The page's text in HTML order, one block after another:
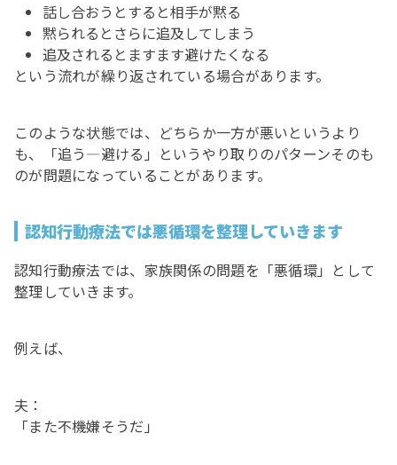
話し合おうとすると相手が黙る
黙られるとさらに追及してしまう
追及されるとますます避けたくなる
という流れが繰り返されている場合があります。
このような状態では、どちらか一方が悪いというより
も、「追う―避ける」というやり取りのパターンそのも
のが問題になっていることがあります。
認知行動療法では悪循環を整理していきます
認知行動療法では、家族関係の問題を「悪循環」として
整理していきます。
例えば、
夫：
「また不機嫌そうだ」